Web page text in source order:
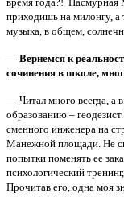
приходишь на милонгу, а
музыка, в общем,
— Вернемся к
сочинения в школе,
— Читал много всегда, а
образованию –
сменного инженера на
Манежной площади. Не
попытки поменять ее
психологический
Прочитав его, одна моя